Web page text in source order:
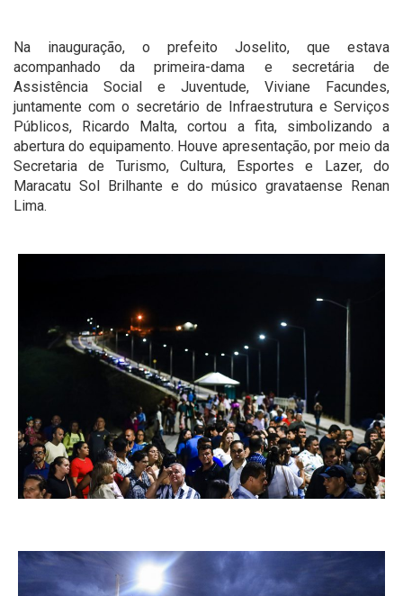
Na inauguração, o prefeito Joselito, que estava
acompanhado da primeira-dama e secretária de
Assistência Social e Juventude, Viviane Facundes,
juntamente com o secretário de Infraestrutura e Serviços
Públicos, Ricardo Malta, cortou a fita, simbolizando a
abertura do equipamento. Houve apresentação, por meio da
Secretaria de Turismo, Cultura, Esportes e Lazer, do
Maracatu Sol Brilhante e do músico gravataense Renan
Lima.